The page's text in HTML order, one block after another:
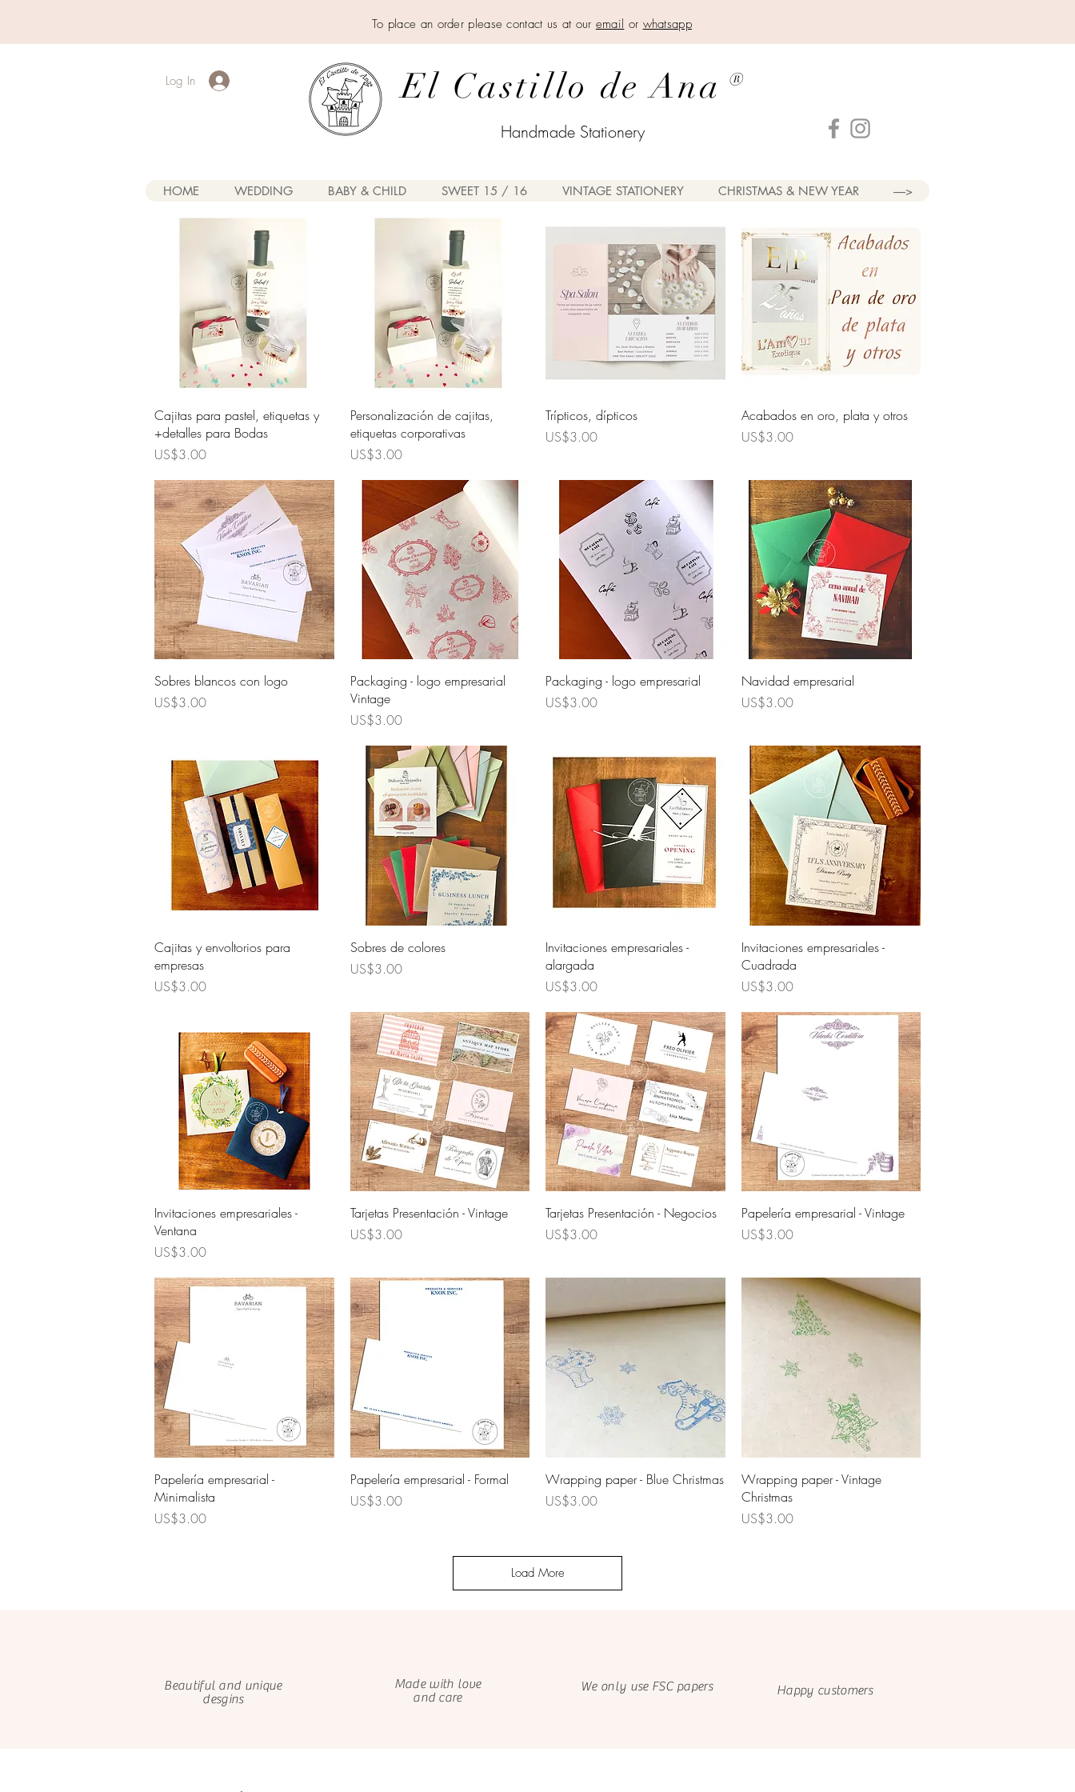
To place an order please contact us at our email or whatsapp
Log In El Castillo de Ana ®
Handmade Stationery
HOME WEDDING BABY & CHILD SWEET 15 / 16 VINTAGE STATIONERY CHRISTMAS & NEW YEAR ----->
Quick View
Cajitas para pastel, etiquetas y
+detalles para Bodas
Price
US$3.00
Quick View
Personalización de cajitas,
etiquetas corporativas
Price
US$3.00
Quick View
Trípticos, dípticos
Price
US$3.00
Quick View
Acabados en oro, plata y otros
Price
US$3.00
Quick View
Sobres blancos con logo
Price
US$3.00
Quick View
Packaging - logo empresarial
Vintage
Price
US$3.00
Quick View
Packaging - logo empresarial
Price
US$3.00
Quick View
Navidad empresarial
Price
US$3.00
Quick View
Cajitas y envoltorios para
empresas
Price
US$3.00
Quick View
Sobres de colores
Price
US$3.00
Quick View
Invitaciones empresariales -
alargada
Price
US$3.00
Quick View
Invitaciones empresariales -
Cuadrada
Price
US$3.00
Quick View
Invitaciones empresariales -
Ventana
Price
US$3.00
Quick View
Tarjetas Presentación - Vintage
Price
US$3.00
Quick View
Tarjetas Presentación - Negocios
Price
US$3.00
Quick View
Papelería empresarial - Vintage
Price
US$3.00
Quick View
Papelería empresarial -
Minimalista
Price
US$3.00
Quick View
Papelería empresarial - Formal
Price
US$3.00
Quick View
Wrapping paper - Blue Christmas
Price
US$3.00
Quick View
Wrapping paper - Vintage
Christmas
Price
US$3.00
Load More
Beautiful and unique
desgins
Made with love
and care
We only use FSC papers Happy customers